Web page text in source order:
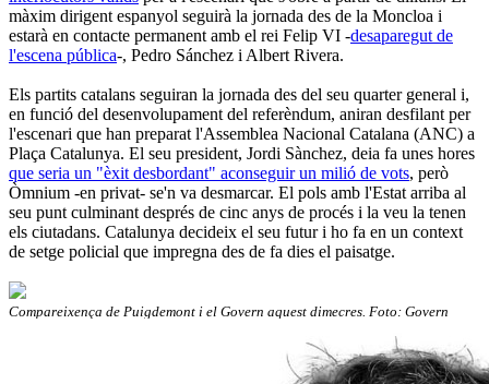
màxim dirigent espanyol seguirà la jornada des de la Moncloa i
estarà en contacte permanent amb el rei Felip VI -desaparegut de
l'escena pública-, Pedro Sánchez i Albert Rivera.
Els partits catalans seguiran la jornada des del seu quarter general i,
en funció del desenvolupament del referèndum, aniran desfilant per
l'escenari que han preparat l'Assemblea Nacional Catalana (ANC) a
Plaça Catalunya. El seu president, Jordi Sànchez, deia fa unes hores
que seria un "èxit desbordant" aconseguir un milió de vots, però
Òmnium -en privat- se'n va desmarcar. El pols amb l'Estat arriba al
seu punt culminant després de cinc anys de procés i la veu la tenen
els ciutadans. Catalunya decideix el seu futur i ho fa en un context
de setge policial que impregna des de fa dies el paisatge.
Compareixença de Puigdemont i el Govern aquest dimecres. Foto: Govern